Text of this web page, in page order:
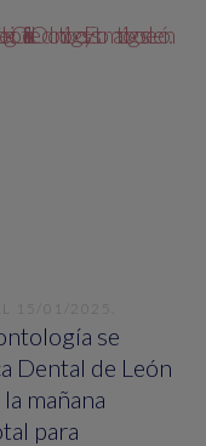
15/01/2025
se
Dental de León
mañana
para